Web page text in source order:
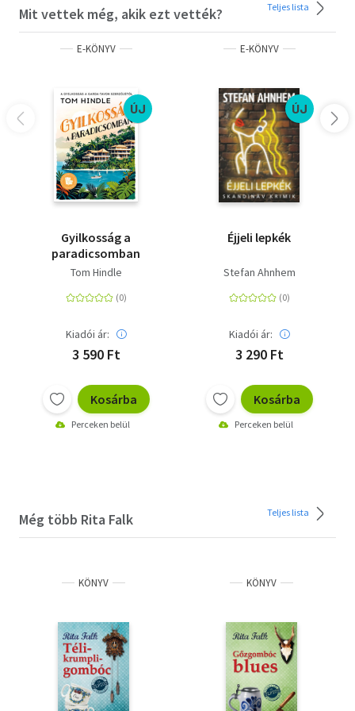
Mit vettek még, akik ezt vették? Teljes lista
E-KÖNYV
ÚJ
Gyilkosság a
paradicsomban
Tom Hindle
Kiadói ár:
3 590 Ft
Kosárba
Perceken belül
E-KÖNYV
ÚJ
Éjjeli lepkék
Stefan Ahnhem
Kiadói ár:
3 290 Ft
Kosárba
Perceken belül
Még több Rita Falk Teljes lista
KÖNYV KÖNYV